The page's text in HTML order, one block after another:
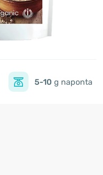
5-10 g naponta